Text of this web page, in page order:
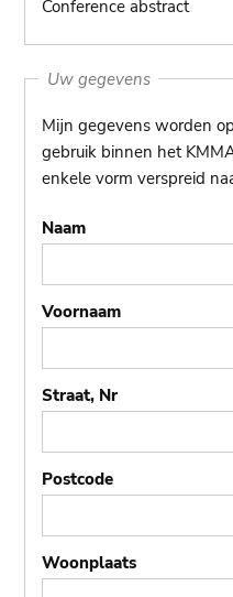
Conference abstract
Uw gegevens
Mijn gegevens worden
gebruik binnen het
enkele vorm verspreid
Naam
Voornaam
Straat, Nr
Postcode
Woonplaats